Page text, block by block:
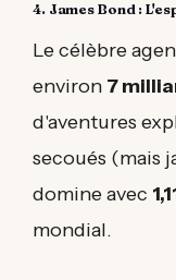
4. James Bond :
Le célèbre
environ 7
d'aventures
secoués (mais
domine avec
mondial.